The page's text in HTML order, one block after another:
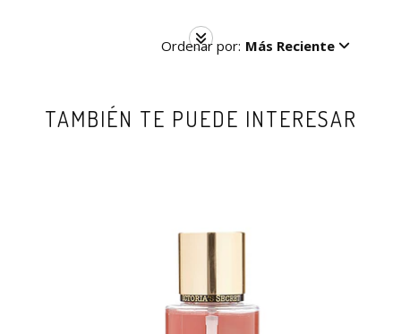
Ordenar por: Más Reciente
TAMBIÉN TE PUEDE INTERESAR